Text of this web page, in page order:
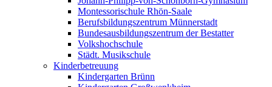
Montessorischule Rhön-Saale
Berufsbildungszentrum Münnerstadt
Bundesausbildungszentrum der Bestatter
Volkshochschule
Städt. Musikschule
Kinderbetreuung
Kindergarten Brünn